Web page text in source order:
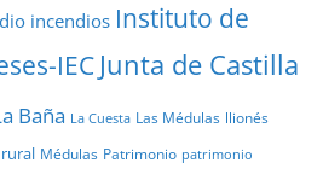
incendios Instituto de
IEC Junta de Castilla
Baña La Cuesta Las Médulas llionés
Médulas Patrimonio patrimonio